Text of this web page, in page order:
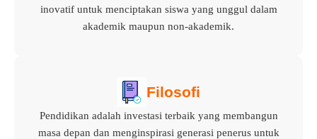
inovatif untuk menciptakan siswa yang unggul dalam
akademik maupun non-akademik.
Filosofi
Pendidikan adalah investasi terbaik yang membangun
masa depan dan menginspirasi generasi penerus untuk